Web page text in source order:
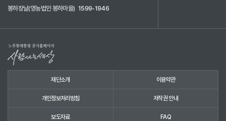
봉하장날(영농법인 봉하마을) 1599-1946
재단소개 이용약관
개인정보처리방침 저작권 안내
보도자료 FAQ